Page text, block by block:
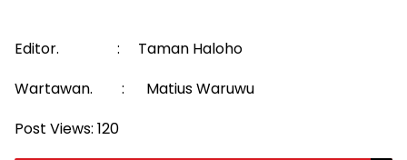
Editor. : Taman Haloho
Wartawan. : Matius Waruwu
Post Views: 120